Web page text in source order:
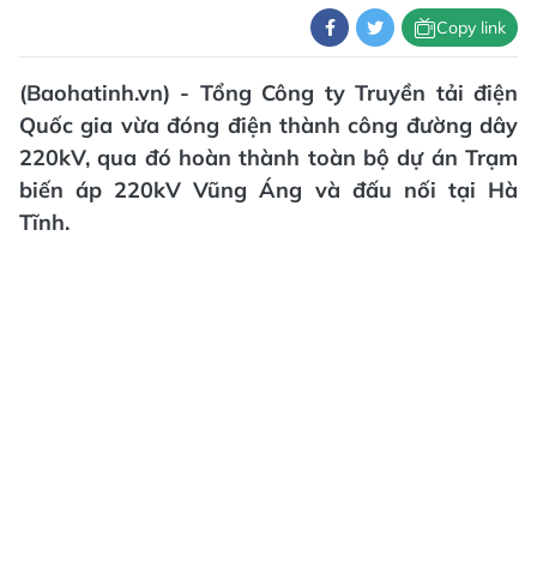
Copy link
(Baohatinh.vn) - Tổng Công ty Truyền tải điện
Quốc gia vừa đóng điện thành công đường dây
220kV, qua đó hoàn thành toàn bộ dự án Trạm
biến áp 220kV Vũng Áng và đấu nối tại Hà
Tĩnh.